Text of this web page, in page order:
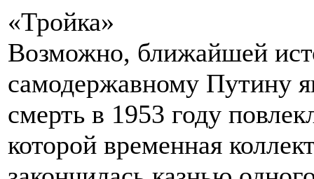
«Тройка»
Возможно, ближайшей
самодержавному Путину
смерть в 1953 году
которой временная